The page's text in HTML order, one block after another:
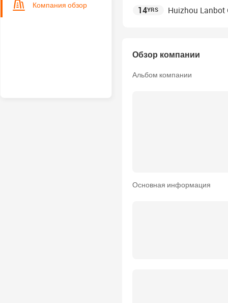
Компания обзор 14YRS Huizhou Lanbot
Обзор компании
Альбом компании
Основная информация